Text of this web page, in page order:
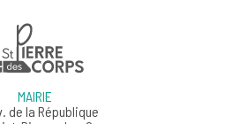
MAIRIE
de la République